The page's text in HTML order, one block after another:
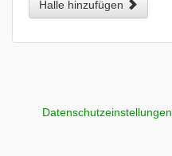
Halle hinzufügen
Datenschutzeinstellungen